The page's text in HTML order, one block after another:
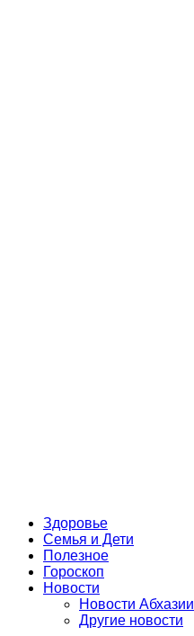
Здоровье
Семья и Дети
Полезное
Гороскоп
Новости
Новости Абхазии
Другие новости